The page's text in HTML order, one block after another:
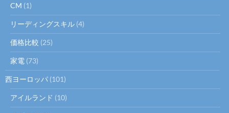
CM (1)
リーディングスキル (4)
価格比較 (25)
家電 (73)
西ヨーロッパ (101)
アイルランド (10)